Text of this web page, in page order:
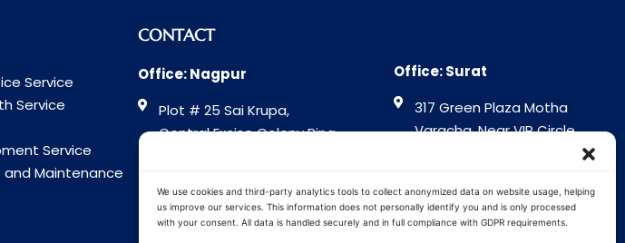
We use cookies and third-party analytics tools to collect anonymized data on website usage, helping
us improve our services. This information does not personally identify you and is only processed
with your consent. All data is handled securely and in full compliance with GDPR requirements.
Service
Service
Service
Maintenance
CONTACT
Office: Nagpur
Plot # 25 Sai Krupa,
Central Excise Colony Ring
Office: Surat
317 Green Plaza Motha
Varacha, Near VIP Circle